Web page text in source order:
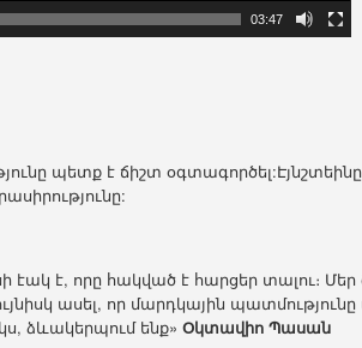
03:47
պետք է ճիշտ
էակ է, որը հակված է հարցեր տալու։ Մեր
ասել, որ մարդկային
ձևակերպում ենք» Օկտավիո Պասան